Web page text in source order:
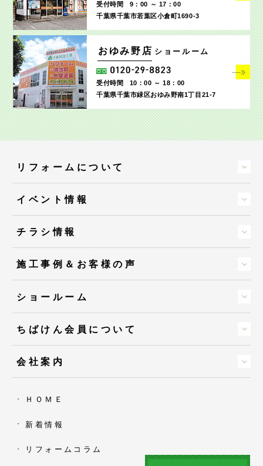
受付時間
9：00 ～ 17：00
千葉県千葉市若葉区小倉町1690‐3
おゆみ野店 ショールーム
受付時間
10：00 ～ 18：00
千葉県千葉市緑区おゆみ野南1丁目21-7
リフォームについて
イベント情報
チラシ情報
施工事例＆お客様の声
ショールーム
ちばけん会員について
会社案内
ＨＯＭＥ
新着情報
リフォームコラム